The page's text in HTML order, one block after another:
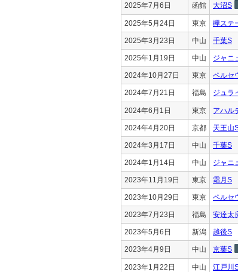
2025年7月6日 函館 大沼S
2025年5月24日 東京 欅ステ
2025年3月23日 中山 千葉S
2025年1月19日 中山 ジャニ
2024年10月27日 東京 ペルセ
2024年7月21日 福島 ジュラ
2024年6月1日 東京 アハル
2024年4月20日 京都 天王山
2024年3月17日 中山 千葉S
2024年1月14日 中山 ジャニ
2023年11月19日 東京 霜月S
2023年10月29日 東京 ペルセ
2023年7月23日 福島 安達太
2023年5月6日 新潟 越後S
2023年4月9日 中山 京葉S
2023年1月22日 中山 江戸川